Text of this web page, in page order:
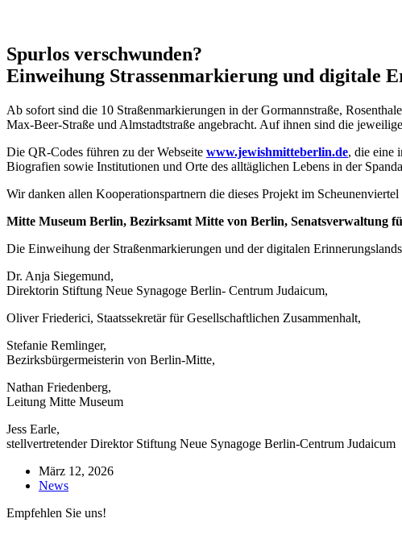
Spurlos verschwunden?
Einweihung Strassenmarkierung und digitale
Ab sofort sind die 10 Straßenmarkierungen in der Gormannstraße,
Max-Beer-Straße und Almstadtstraße angebracht. Auf ihnen sind die
Die QR-Codes führen zu der Webseite www.jewishmitteberlin.de, die eine
Biografien sowie Institutionen und Orte des alltäglichen Lebens in der
Wir danken allen Kooperationspartnern die dieses Projekt im
Mitte Museum Berlin, Bezirksamt Mitte von Berlin, Senatsverwaltung
Die Einweihung der Straßenmarkierungen und der digitalen
Dr. Anja Siegemund,
Direktorin Stiftung Neue Synagoge Berlin- Centrum Judaicum,
Oliver Friederici, Staatssekretär für Gesellschaftlichen Zusammenhalt,
Stefanie Remlinger,
Bezirksbürgermeisterin von Berlin-Mitte,
Nathan Friedenberg,
Leitung Mitte Museum
Jess Earle,
stellvertretender Direktor Stiftung Neue Synagoge Berlin-Centrum Judaicum
März 12, 2026
News
Empfehlen Sie uns!